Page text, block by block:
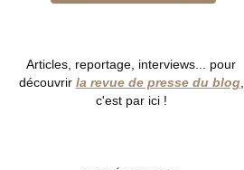
Articles, reportage, interviews... pour
découvrir la revue de presse du blog,
c'est par ici !